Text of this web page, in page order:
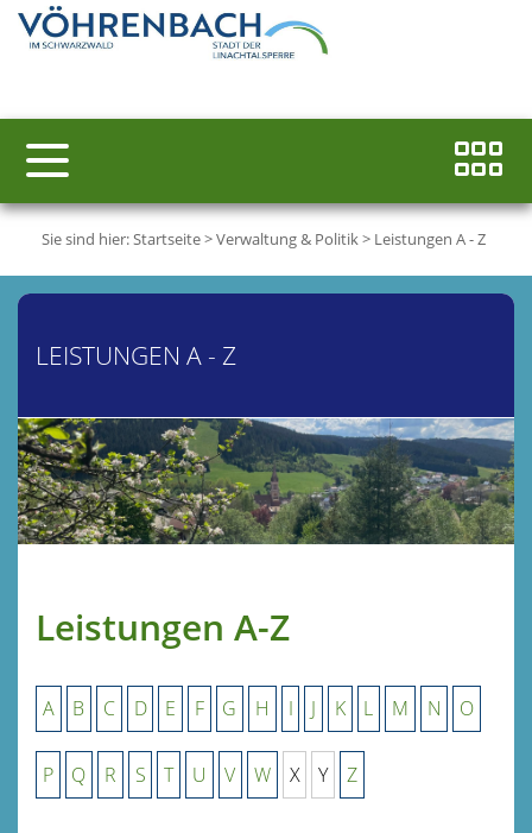
Sie sind hier:Startseite>Verwaltung & Politik> Leistungen A - Z
LEISTUNGEN A - Z
Leistungen A-Z
A B C D E F G H I J K L M N O
P Q R S T U V W X Y Z